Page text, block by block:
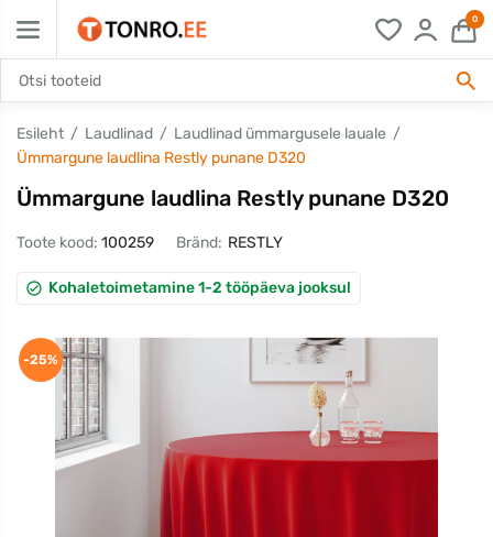
0
Esileht Laudlinad
Laudlinad ümmargusele lauale
Ümmargune laudlina Restly punane D320
Ümmargune laudlina Restly punane D320
Toote kood: 100259 Bränd: RESTLY
Kohaletoimetamine 1-2 tööpäeva jooksul
-25%